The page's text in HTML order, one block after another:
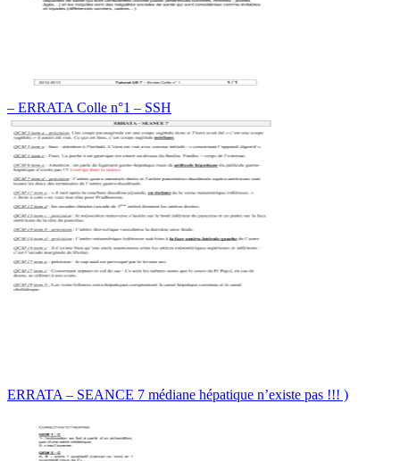
– ERRATA Colle n°1 – SSH
ERRATA – SEANCE 7 médiane hépatique n’existe pas !!! )